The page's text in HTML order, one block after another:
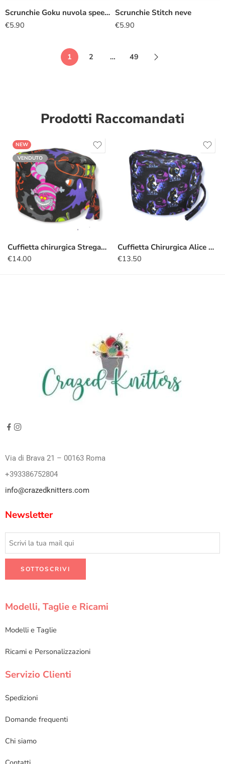
Scrunchie Goku nuvola speedy
€5.90
Scrunchie Stitch neve
€5.90
1 2 … 49
Prodotti Raccomandati
NEW
VENDUTO
Cuffietta chirurgica Stregatto halloween
€14.00
Cuffietta Chirurgica Alice Stregatto sfondo nero
€13.50
Via di Brava 21 – 00163 Roma
+393386752804
info@crazedknitters.com
Newsletter
Modelli, Taglie e Ricami
Modelli e Taglie
Ricami e Personalizzazioni
Servizio Clienti
Spedizioni
Domande frequenti
Chi siamo